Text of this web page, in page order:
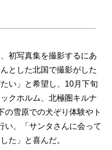
初写真集を撮影するにあ
とした北国で撮影がした
い」と希望し、10月下旬
クホルム、北極圏キルナ
の雪原での犬ぞり体験やト
い、「サンタさんに会って
た」と喜んだ。